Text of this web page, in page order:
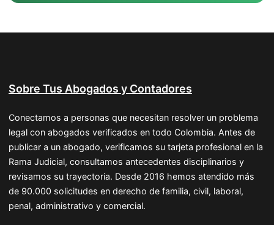
Sobre Tus Abogados y Contadores
Conectamos a personas que necesitan resolver un problema
legal con abogados verificados en todo Colombia. Antes de
publicar a un abogado, verificamos su tarjeta profesional en la
Rama Judicial, consultamos antecedentes disciplinarios y
revisamos su trayectoria. Desde 2016 hemos atendido más
de 90.000 solicitudes en derecho de familia, civil, laboral,
penal, administrativo y comercial.